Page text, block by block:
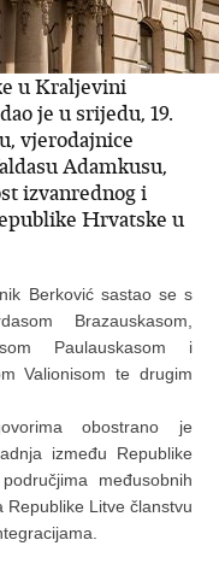
u Kraljevini
je u srijedu, 19.
vjerodajnice
Adamkusu,
izvanrednog i
Hrvatske u
Berković sastao se s
Brazauskasom,
Paulauskasom i
Valionisom te drugim
obostrano je
između Republike
međusobnih
Litve članstvu